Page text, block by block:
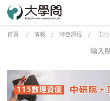
首頁 / 情報 / 特色課程 / 【